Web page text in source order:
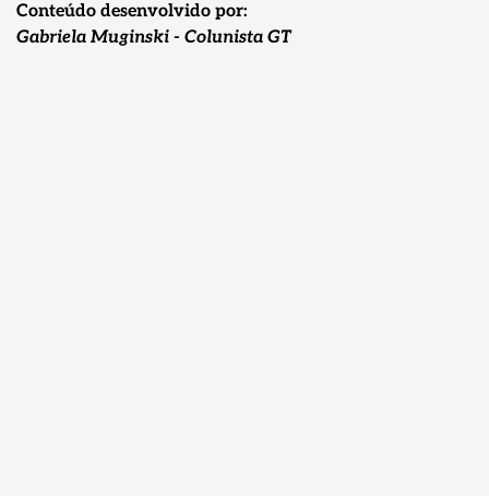
Conteúdo desenvolvido por:
Gabriela Muginski - Colunista GT